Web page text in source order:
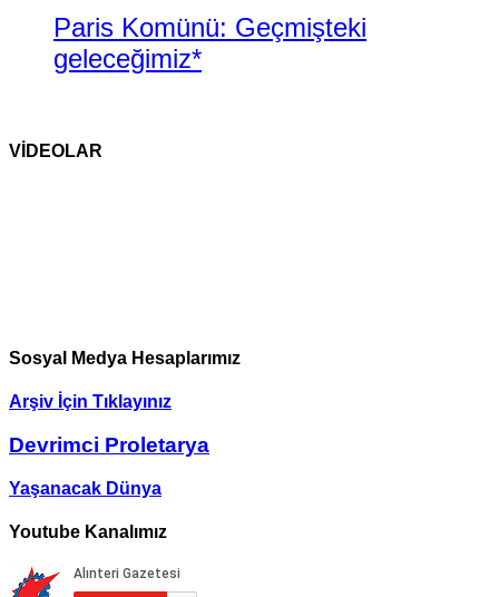
Paris Komünü: Geçmişteki
geleceğimiz*
VİDEOLAR
Sosyal Medya Hesaplarımız
Arşiv İçin Tıklayınız
Devrimci Proletarya
Yaşanacak Dünya
Youtube Kanalımız